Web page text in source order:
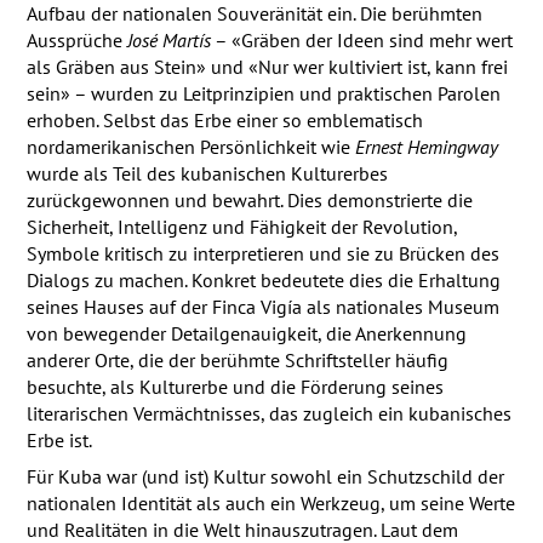
Aufbau der nationalen Souveränität ein. Die berühmten
Aussprüche José Martís– «Gräben der Ideen sind mehr wert
als Gräben aus Stein» und «Nur wer kultiviert ist, kann frei
sein» – wurden zu Leitprinzipien und praktischen Parolen
erhoben. Selbst das Erbe einer so emblematisch
nordamerikanischen Persönlichkeit wie Ernest Hemingway
wurde als Teil des kubanischen Kulturerbes
zurückgewonnen und bewahrt. Dies demonstrierte die
Sicherheit, Intelligenz und Fähigkeit der Revolution,
Symbole kritisch zu interpretieren und sie zu Brücken des
Dialogs zu machen. Konkret bedeutete dies die Erhaltung
seines Hauses auf der Finca Vigía als nationales Museum
von bewegender Detailgenauigkeit, die Anerkennung
anderer Orte, die der berühmte Schriftsteller häufig
besuchte, als Kulturerbe und die Förderung seines
literarischen Vermächtnisses, das zugleich ein kubanisches
Erbe ist.
Für Kuba war (und ist) Kultur sowohl ein Schutzschild der
nationalen Identität als auch ein Werkzeug, um seine Werte
und Realitäten in die Welt hinauszutragen. Laut dem